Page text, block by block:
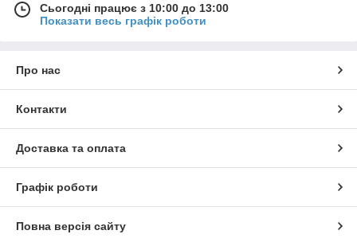
Сьогодні працює з 10:00 до 13:00
Показати весь графік роботи
Про нас
Контакти
Доставка та оплата
Графік роботи
Повна версія сайту